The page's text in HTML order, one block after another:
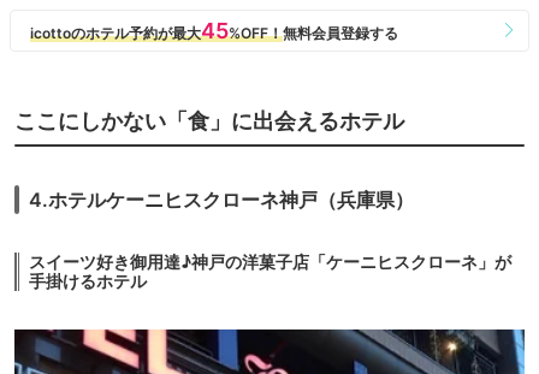
チェックイン・チェックアウトの時間にあわせてホテルーウェルカムエリ
ア内カナルステーション間をクルーザーが運航しています。
到着日当日にハウステンボスの入場券を買い、翌日にフロントで入場券を
提示すると1DAYパスポートがもらえるので良かったです。
ハウステンボスで遊ぶのであればおススメのホテルです。
ここにしかない「食」に出会えるホテル
4.ホテルケーニヒスクローネ神戸（兵庫県）
スイーツ好き御用達♪神戸の洋菓子店「ケーニヒスクローネ」が
手掛けるホテル